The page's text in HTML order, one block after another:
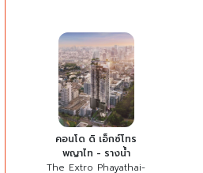
คอนโด ดิ เอ็กซ์โทร
พญาไท - รางน้ำ
The Extro Phayathai-